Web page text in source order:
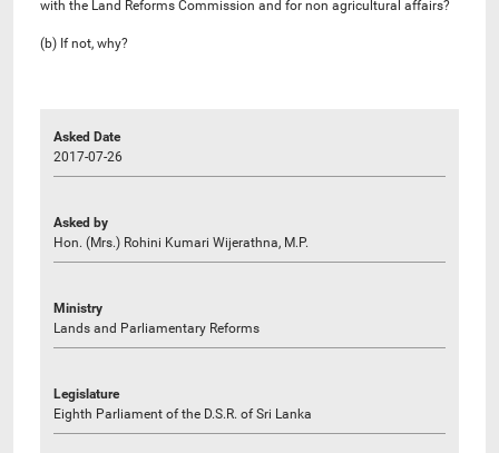
with the Land Reforms Commission and for non agricultural affairs?
(b) If not, why?
Asked Date
2017-07-26
Asked by
Hon. (Mrs.) Rohini Kumari Wijerathna, M.P.
Ministry
Lands and Parliamentary Reforms
Legislature
Eighth Parliament of the D.S.R. of Sri Lanka